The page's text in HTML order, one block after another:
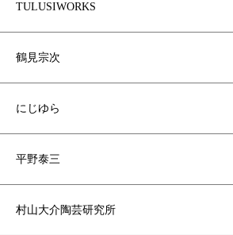
TULUSIWORKS
鶴見宗次
にじゆら
平野泰三
村山大介陶芸研究所